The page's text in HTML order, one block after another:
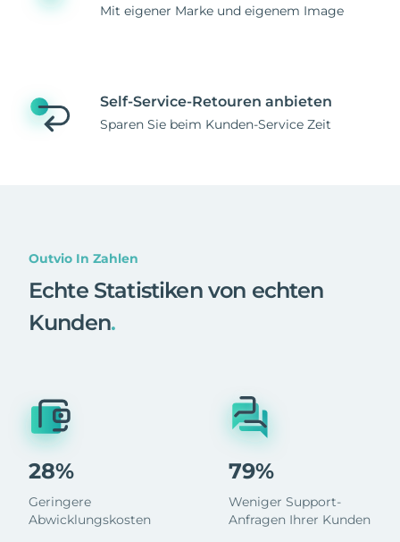
Mit eigener Marke und eigenem Image
Self-Service-Retouren anbieten
Sparen Sie beim Kunden-Service Zeit
Outvio In Zahlen
Echte Statistiken von echten
Kunden.
28%
Geringere
Abwicklungskosten
79%
Weniger Support-
Anfragen Ihrer Kunden